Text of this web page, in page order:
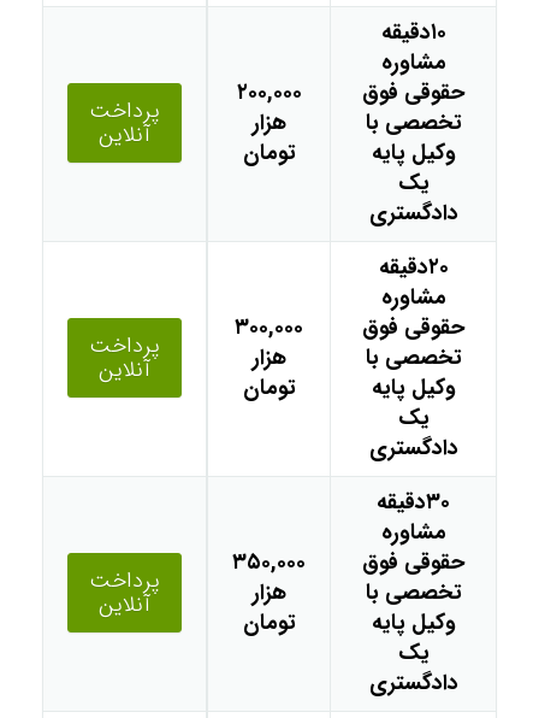
۱۰دقیقه
مشاوره
حقوقی فوق
تخصصی با
وکیل پایه
یک
دادگستری
۲۰۰,۰۰۰
هزار
تومان
پرداخت
آنلاین
۲۰دقیقه
مشاوره
حقوقی فوق
تخصصی با
وکیل پایه
یک
دادگستری
۳۰۰,۰۰۰
هزار
تومان
پرداخت
آنلاین
۳۰دقیقه
مشاوره
حقوقی فوق
تخصصی با
وکیل پایه
یک
دادگستری
۳۵۰,۰۰۰
هزار
تومان
پرداخت
آنلاین